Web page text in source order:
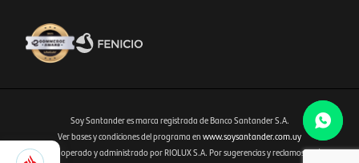
Selecciona
747
Fenicio eCommerce Uruguay
Soy Santander es marca registrada de Banco Santander S.A.
Ver bases y condiciones del programa en www.soysantander.com.uy
Este sitio es operado y administrado por RIOLUX S.A. Por sugerencias y reclamos, diríjase a